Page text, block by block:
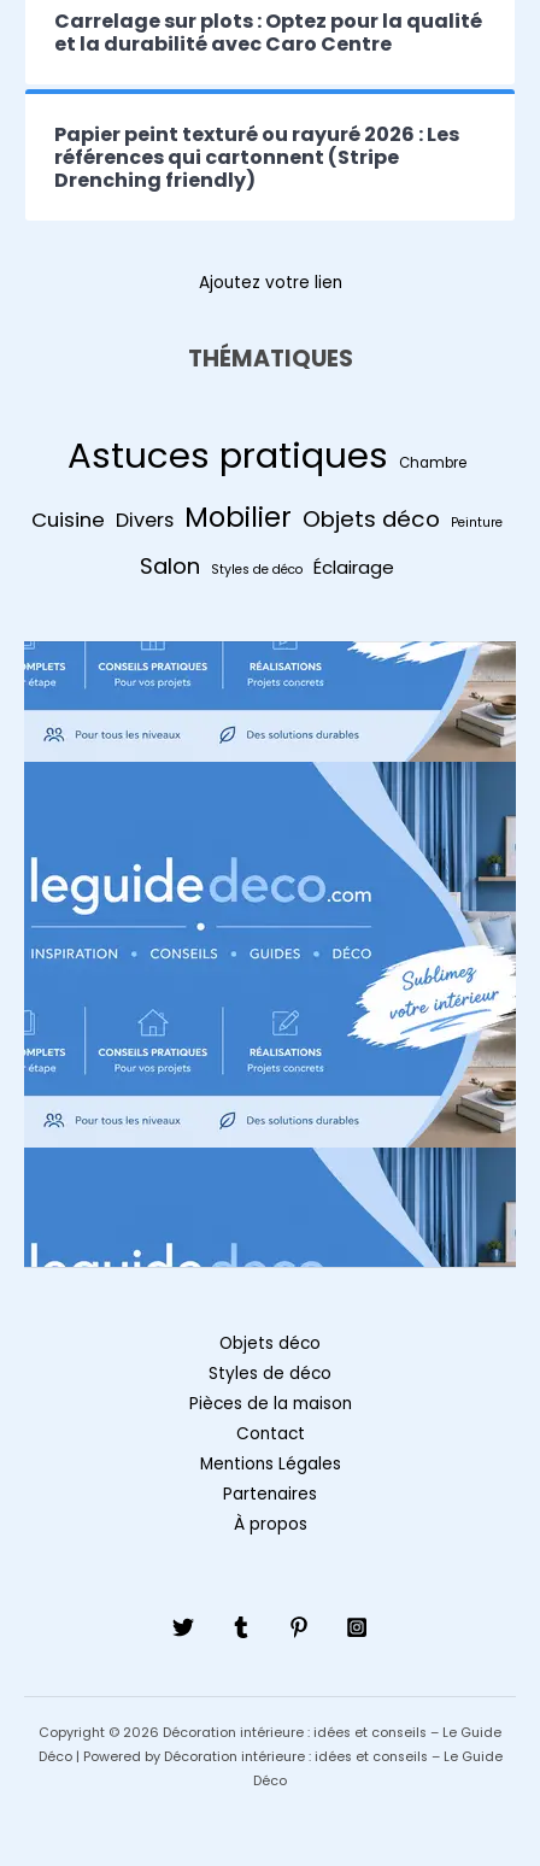
Carrelage sur plots : Optez pour la qualité
et la durabilité avec Caro Centre
Papier peint texturé ou rayuré 2026 : Les
références qui cartonnent (Stripe
Drenching friendly)
Ajoutez votre lien
THÉMATIQUES
Astuces pratiques Chambre
Cuisine Divers Mobilier Objets déco Peinture
Salon Styles de déco Éclairage
Objets déco
Styles de déco
Pièces de la maison
Contact
Mentions Légales
Partenaires
À propos
Copyright © 2026 Décoration intérieure : idées et conseils – Le Guide
Déco | Powered by Décoration intérieure : idées et conseils – Le Guide
Déco